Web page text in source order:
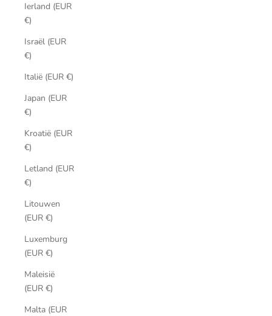
Ierland (EUR
€)
Israël (EUR
€)
Italië (EUR €)
Japan (EUR
€)
Kroatië (EUR
€)
Letland (EUR
€)
Litouwen
(EUR €)
Luxemburg
(EUR €)
Maleisië
(EUR €)
Malta (EUR